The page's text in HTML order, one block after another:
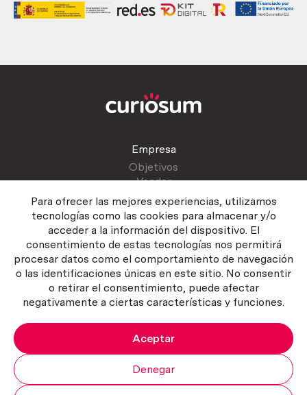
Para ofrecer las mejores experiencias, utilizamos
tecnologías como las cookies para almacenar y/o
acceder a la información del dispositivo. El
consentimiento de estas tecnologías nos permitirá
procesar datos como el comportamiento de navegación
o las identificaciones únicas en este sitio. No consentir
o retirar el consentimiento, puede afectar
negativamente a ciertas características y funciones.
Aceptar
Denegar
Empresa
Objetivos
Vender
Atención al cliente
Contactar
Manual del vendedor
Política del servicio
Política de Cookies
Copyright ©2026 Curiosum S.L. Todos los derechos reservados.